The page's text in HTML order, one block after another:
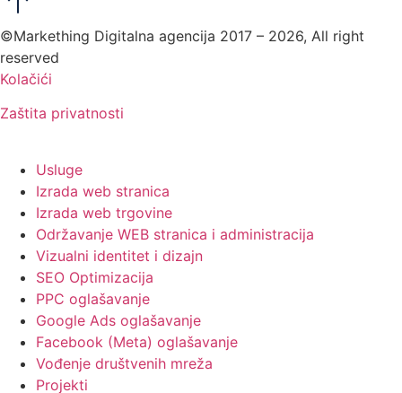
©Markething Digitalna agencija 2017 – 2026, All right
reserved
Kolačići
Zaštita privatnosti
Usluge
Izrada web stranica
Izrada web trgovine
Održavanje WEB stranica i administracija
Vizualni identitet i dizajn
SEO Optimizacija
PPC oglašavanje
Google Ads oglašavanje
Facebook (Meta) oglašavanje
Vođenje društvenih mreža
Projekti